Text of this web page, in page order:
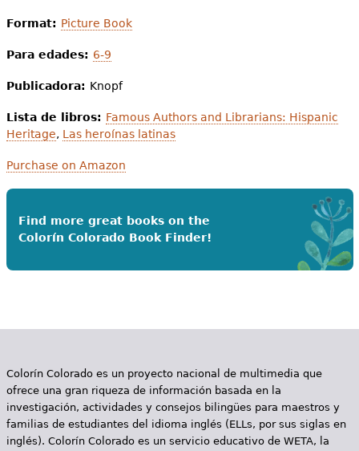
Format: Picture Book
Para edades: 6-9
Publicadora: Knopf
Lista de libros: Famous Authors and Librarians: Hispanic
Heritage, Las heroínas latinas
Purchase on Amazon
Find more great books on the
Colorín Colorado Book Finder!
Colorín Colorado es un proyecto nacional de multimedia que
ofrece una gran riqueza de información basada en la
investigación, actividades y consejos bilingües para maestros y
familias de estudiantes del idioma inglés (ELLs, por sus siglas en
inglés). Colorín Colorado es un servicio educativo de WETA, la